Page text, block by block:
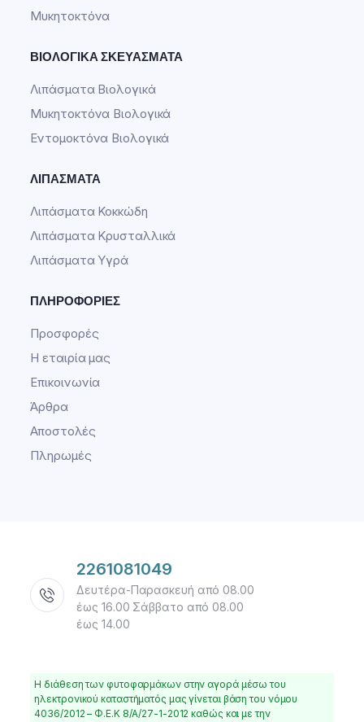
Μυκητοκτόνα
ΒΙΟΛΟΓΙΚΆ ΣΚΕΥΆΣΜΑΤΑ
Λιπάσματα Βιολογικά
Μυκητοκτόνα Βιολογικά
Εντομοκτόνα Βιολογικά
ΛΙΠΆΣΜΑΤΑ
Λιπάσματα Κοκκώδη
Λιπάσματα Κρυσταλλικά
Λιπάσματα Υγρά
ΠΛΗΡΟΦΟΡΊΕΣ
Προσφορές
Η εταιρία μας
Επικοινωνία
Άρθρα
Αποστολές
Πληρωμές
2261081049
Δευτέρα-Παρασκευή από 08.00
έως 16.00 Σάββατο από 08.00
έως 14.00
Η διάθεση των φυτοφαρμάκων στην αγορά μέσω του
ηλεκτρονικού καταστήματός μας γίνεται βάση του νόμου
4036/2012 – Φ.Ε.Κ 8/Α/27-1-2012 καθώς και με την